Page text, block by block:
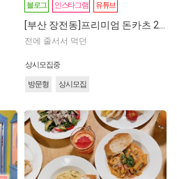
블로그 인스타그램 유튜브
전에 줄서서 먹던
상시모집중
방문형 상시모집